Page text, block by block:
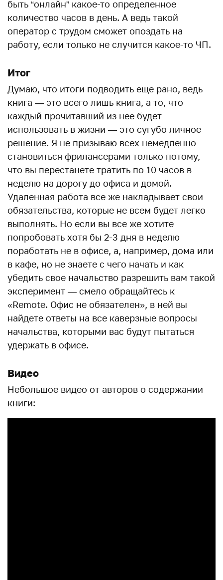
быть “онлайн” какое-то определенное
количество часов в день. А ведь такой
оператор с трудом сможет опоздать на
работу, если только не случится какое-то ЧП.
Итог
Думаю, что итоги подводить еще рано, ведь
книга — это всего лишь книга, а то, что
каждый прочитавший из нее будет
использовать в жизни — это сугубо личное
решение. Я не призываю всех немедленно
становиться фрилансерами только потому,
что вы перестанете тратить по 10 часов в
неделю на дорогу до офиса и домой.
Удаленная работа все же накладывает свои
обязательства, которые не всем будет легко
выполнять. Но если вы все же хотите
попробовать хотя бы 2-3 дня в неделю
поработать не в офисе, а, например, дома или
в кафе, но не знаете с чего начать и как
убедить свое начальство разрешить вам такой
эксперимент — смело обращайтесь к
«Remote. Офис не обязателен», в ней вы
найдете ответы на все каверзные вопросы
начальства, которыми вас будут пытаться
удержать в офисе.
Видео
Небольшое видео от авторов о содержании
книги: